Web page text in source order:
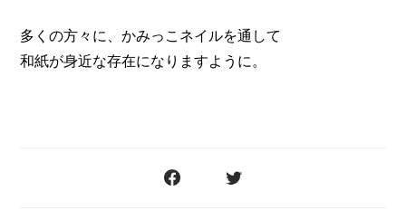
多くの方々に、かみっこネイルを通して
和紙が身近な存在になりますように。